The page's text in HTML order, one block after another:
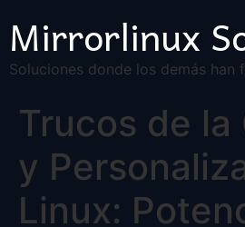
Mirrorlinux
Soluciones donde los demás han
Trucos de la
y
Linux: